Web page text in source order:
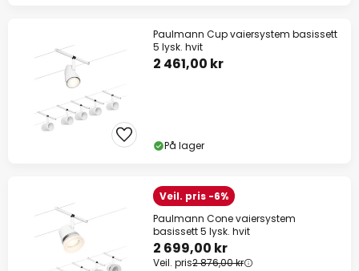
Paulmann Cup vaiersystem basissett
5 lysk. hvit
2 461,00 kr
På lager
Veil. pris -6%
Paulmann Cone vaiersystem
basissett 5 lysk. hvit
2 699,00 kr
Veil. pris2 876,00 kr